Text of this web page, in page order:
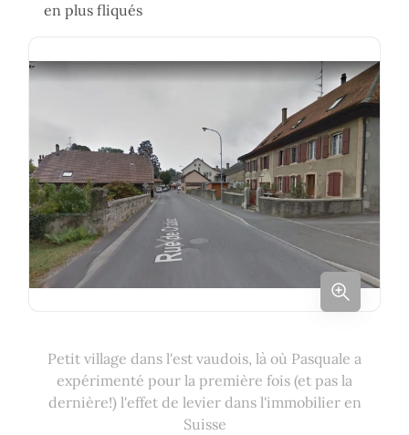
en plus fliqués
Petit village dans l'est vaudois, là où Pasquale a
expérimenté pour la première fois (et pas la
dernière!) l'effet de levier dans l'immobilier en
Suisse